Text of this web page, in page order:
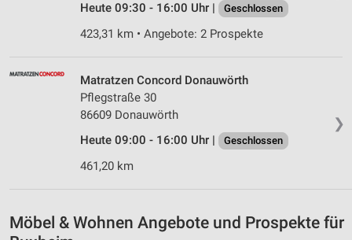
Heute 09:30 - 16:00 Uhr |
Geschlossen
423,31 km • Angebote: 2 Prospekte
❯
Matratzen Concord Donauwörth
Pflegstraße 30
86609 Donauwörth
Heute 09:00 - 16:00 Uhr |
Geschlossen
461,20 km
Möbel & Wohnen Angebote und Prospekte für